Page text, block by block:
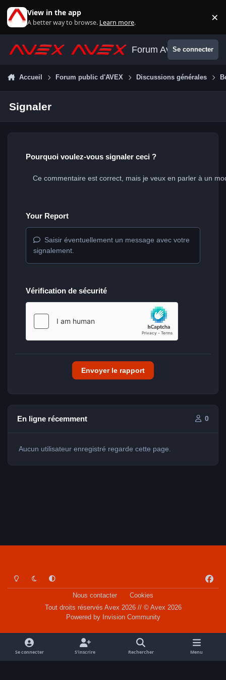
View in the app
A better way to browse. Learn more. ×
Forum AvexSe connecter
Accueil Forum public d'AVEX Discussions générales
Signaler
Pourquoi voulez-vous signaler ceci ?
Your Report
Saisir éventuellement un message avec votre
signalement.
Vérification de sécurité
Envoyer le rapport
En ligne récemment 0
Aucun utilisateur enregistré regarde cette page.
Light ModeDark ModeSystem Preference
a
o
k
Nous contacter
Cookies
Tout droits réservés Avex 2026 // © Avex 2026
Powered by Invision Community
Se connecter S’inscrire Rechercher Menu